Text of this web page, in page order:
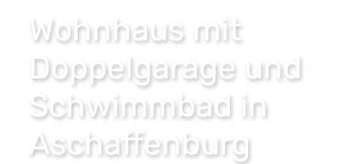
Wohnhaus mit
Doppelgarage und
Schwimmbad in
Aschaffenburg